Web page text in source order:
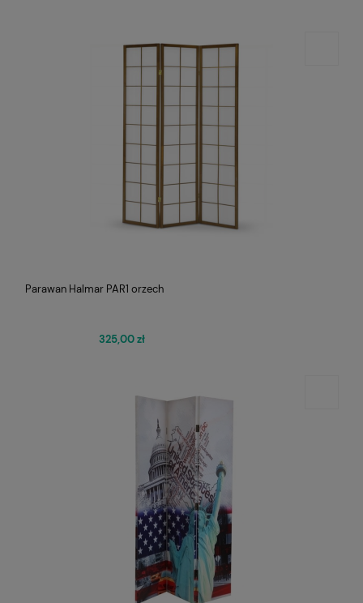
Parawan Halmar PAR1 orzech
325,00 zł